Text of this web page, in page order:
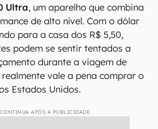
Ultra, um aparelho que combina
de alto nível. Com o dólar
para a casa dos R$ 5,50,
podem se sentir tentados a
durante a viagem de
vale a pena comprar o
Estados Unidos.
CONTINUA APÓS A PUBLICIDADE